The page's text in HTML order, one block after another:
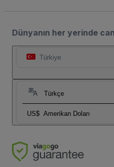
Dünyanın her yerinde
Türkiye
Türkçe
US$ Amerikan Doları